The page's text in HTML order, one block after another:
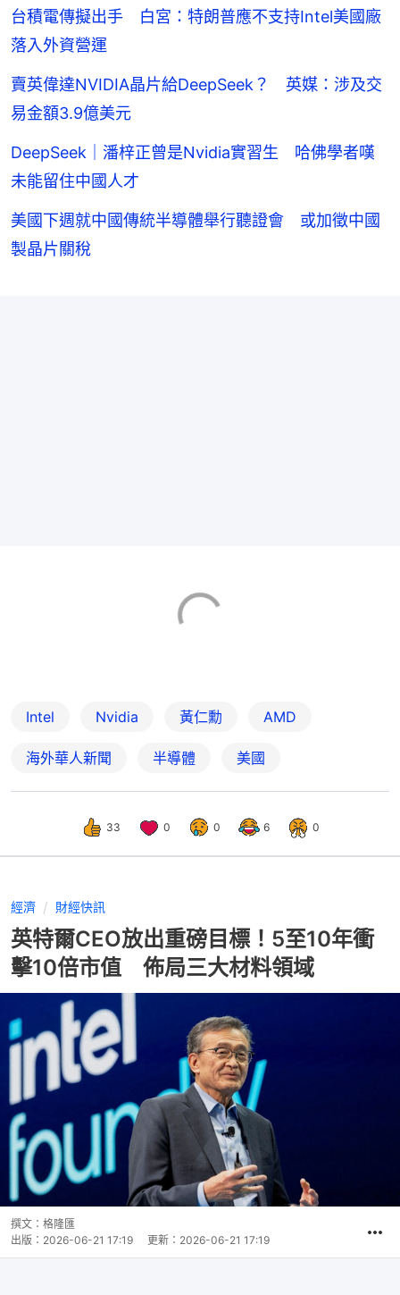
台積電傳擬出手 白宮：特朗普應不支持Intel美國廠
落入外資營運
賣英偉達NVIDIA晶片給DeepSeek？ 英媒：涉及交
易金額3.9億美元
DeepSeek｜潘梓正曾是Nvidia實習生 哈佛學者嘆
未能留住中國人才
美國下週就中國傳統半導體舉行聽證會 或加徵中國
製晶片關稅
Intel Nvidia 黃仁勳 AMD
海外華人新聞 半導體 美國
33 0 0 6 0
經濟 財經快訊
英特爾CEO放出重磅目標！5至10年衝
擊10倍市值 佈局三大材料領域
撰文： 格隆匯
出版： 2026-06-21 17:19 更新： 2026-06-21 17:19